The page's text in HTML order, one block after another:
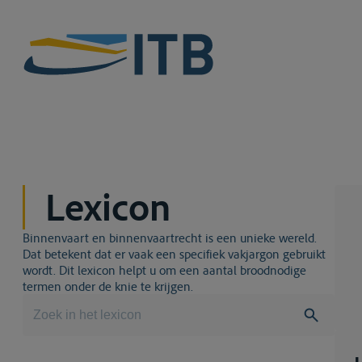
Lexicon
Binnenvaart en binnenvaartrecht is een unieke wereld.
Dat betekent dat er vaak een specifiek vakjargon gebruikt
wordt. Dit lexicon helpt u om een aantal broodnodige
termen onder de knie te krijgen.